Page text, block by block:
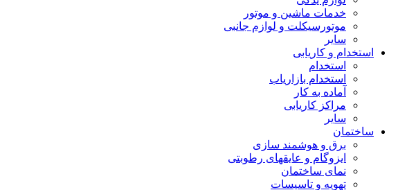
خدمات ماشین و موتور
موتورسیکلت و لوازم جانبی
سایر
استخدام و کاریابی
استخدام
استخدام بازاریاب
آماده به کار
مراکز کاریابی
سایر
ساختمان
برق و هوشمند سازی
ایزوگام و عایقهای رطوبتی
نمای ساختمان
تهویه و تاسیسات